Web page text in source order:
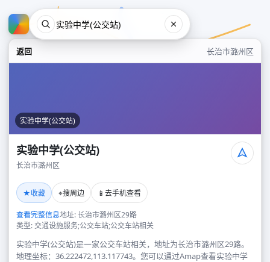
返回 长治市潞州区
实验中学(公交站)
实验中学(公交站)
长治市潞州区
★收藏 ⌖搜周边 📱 去手机查看
查看完整信息地址: 长治市潞州区29路
类型: 交通设施服务;公交车站;公交车站相关
实验中学(公交站)是一家公交车站相关，地址为长治市潞州区29路。
地理坐标：36.222472,113.117743。您可以通过Amap查看实验中学